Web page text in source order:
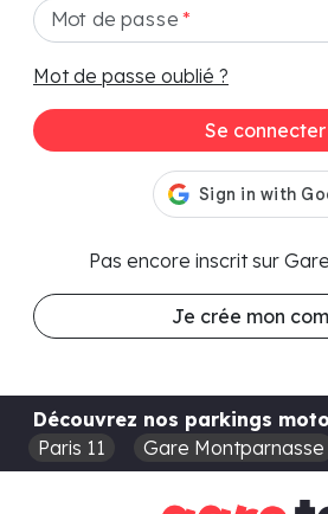
Mot de passe*
Mot de passe oublié ?
Se connecter
Pas encore inscrit sur
Je crée mon
Découvrez nos parkings moto
Paris 11
Gare Montparnasse